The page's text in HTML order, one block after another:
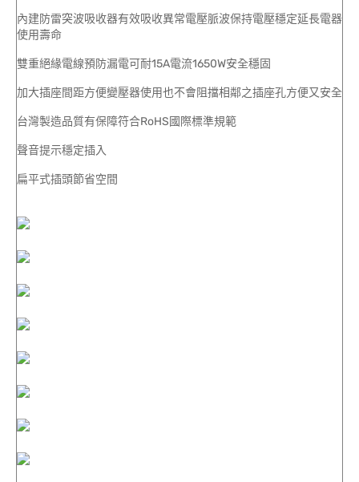
內建防雷突波吸收器有效吸收異常電壓脈波保持電壓穩定延長電器
使用壽命
雙重絕緣電線預防漏電可耐15A電流1650W安全穩固
加大插座間距方便變壓器使用也不會阻擋相鄰之插座孔方便又安全
台灣製造品質有保障符合RoHS國際標準規範
聲音提示穩定插入
扁平式插頭節省空間